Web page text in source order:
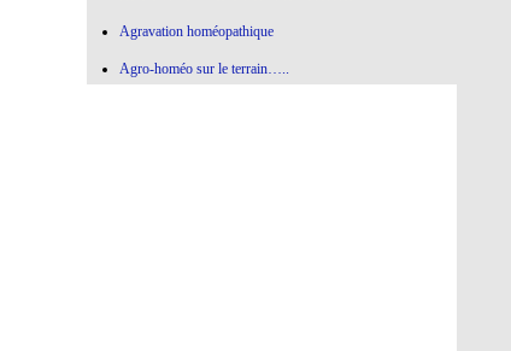
Agravation homéopathique
Agro-homéo sur le terrain…..